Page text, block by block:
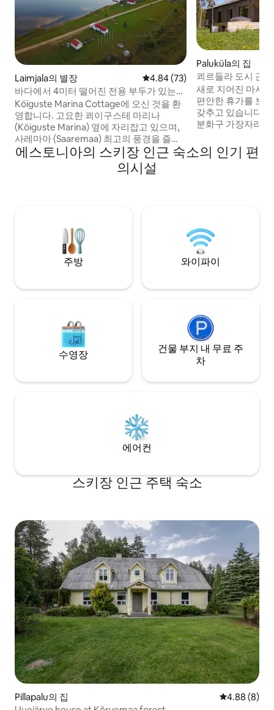
Laimjala의 별장 평점 4.84점(5점 만점), 후기 73
4.84 (73)
바다에서 4미터 떨어진 전용 부두가 있는
전원주택!
Köiguste Marina Cottage에 오신 것을 환
영합니다. 고요한 쾨이구스테 마리나
(Köiguste Marina) 옆에 자리잡고 있으며,
사레마아 (Saaremaa) 최고의 풍경을 즐길
수 있습니다. 이 전원주택은 2018년 5월에
바닥 전체를 새로 단장했습니다. 이 코티지
는 위층 침실 2개, 거실, 주방/식당, 벽난로,
리할 수 있습니다 .WKLY 할인
Paluküla의 집
쾨르들라 도시 근
새로 지어진 마시
편안한 휴가를 보
갖추고 있습니다. Paluküla의 Kärdla 운석
분화구 가장자리
잘 드는 테라스에
수 욕조가 있어 일
에스토니아의 스키장 인근 숙소의 인기 편
의시설
주방 와이파이
수영장
건물 부지 내 무료 주
차
에어컨
스키장 인근 주택 숙소
Pillapalu의 집 평점 4.88점
4.88 (8)